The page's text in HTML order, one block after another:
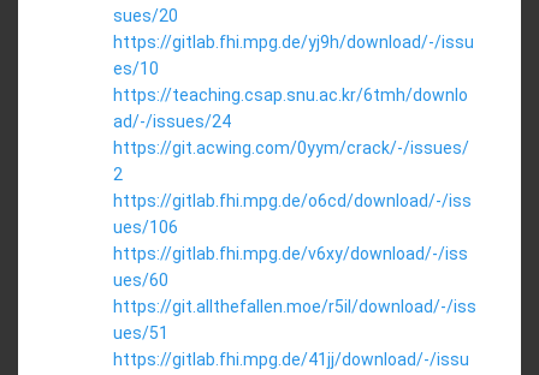
sues/20
https://gitlab.fhi.mpg.de/yj9h/download/-/issu
es/10
https://teaching.csap.snu.ac.kr/6tmh/downlo
ad/-/issues/24
https://git.acwing.com/0yym/crack/-/issues/
2
https://gitlab.fhi.mpg.de/o6cd/download/-/iss
ues/106
https://gitlab.fhi.mpg.de/v6xy/download/-/iss
ues/60
https://git.allthefallen.moe/r5il/download/-/iss
ues/51
https://gitlab.fhi.mpg.de/41jj/download/-/issu